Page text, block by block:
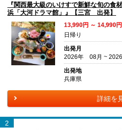
『関西最大級のいけすで新鮮な旬の食
浜「大河ドラマ館」』【三宮 出発】
13,990円 ～ 14,990円
日帰り
出発月
2026年 08月 ~
出発地
兵庫県
詳細を
2